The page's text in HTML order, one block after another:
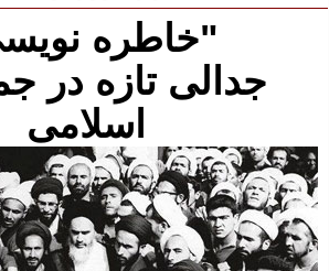
"خاطره
جدالی تازه در
اسلامی